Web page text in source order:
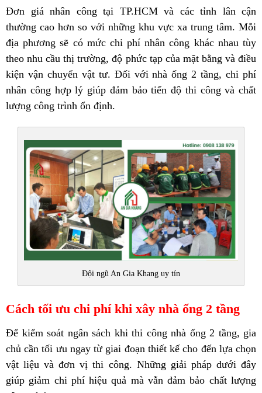
Đơn giá nhân công tại TP.HCM và các tỉnh lân cận
thường cao hơn so với những khu vực xa trung tâm. Mỗi
địa phương sẽ có mức chi phí nhân công khác nhau tùy
theo nhu cầu thị trường, độ phức tạp của mặt bằng và điều
kiện vận chuyển vật tư. Đối với nhà ống 2 tầng, chi phí
nhân công hợp lý giúp đảm bảo tiến độ thi công và chất
lượng công trình ổn định.
Đội ngũ An Gia Khang uy tín
Cách tối ưu chi phí khi xây nhà ống 2 tầng
Để kiểm soát ngân sách khi thi công nhà ống 2 tầng, gia
chủ cần tối ưu ngay từ giai đoạn thiết kế cho đến lựa chọn
vật liệu và đơn vị thi công. Những giải pháp dưới đây
giúp giảm chi phí hiệu quả mà vẫn đảm bảo chất lượng